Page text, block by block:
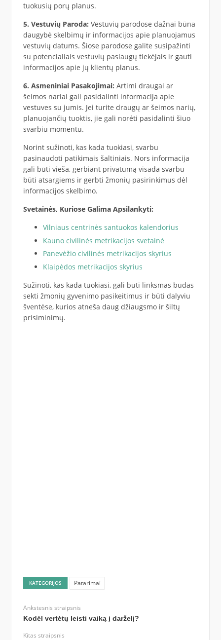
tuokusių porų planus.
5. Vestuvių Paroda: Vestuvių parodose dažnai būna
daugybė skelbimų ir informacijos apie planuojamus
vestuvių datums. Šiose parodose galite susipažinti
su potencialiais vestuvių paslaugų tiekėjais ir gauti
informacijos apie jų klientų planus.
6. Asmeniniai Pasakojimai: Artimi draugai ar
šeimos nariai gali pasidalinti informacija apie
vestuves su jumis. Jei turite draugų ar šeimos narių,
planuojančių tuoktis, jie gali norėti pasidalinti šiuo
svarbiu momentu.
Norint sužinoti, kas kada tuokiasi, svarbu
pasinaudoti patikimais šaltiniais. Nors informacija
gali būti vieša, gerbiant privatumą visada svarbu
būti atsargiems ir gerbti žmonių pasirinkimus dėl
informacijos skelbimo.
Svetainės, Kuriose Galima Apsilankyti:
Vilniaus centrinės santuokos kalendorius
Kauno civilinės metrikacijos svetainė
Panevėžio civilinės metrikacijos skyrius
Klaipėdos metrikacijos skyrius
Sužinoti, kas kada tuokiasi, gali būti linksmas būdas
sekti žmonių gyvenimo pasikeitimus ir būti dalyviu
šventėse, kurios atneša daug džiaugsmo ir šiltų
prisiminimų.
KATEGORIJOS Patarimai
Ankstesnis straipsnis
Kodėl vertėtų leisti vaiką į darželį?
Kitas straipsnis